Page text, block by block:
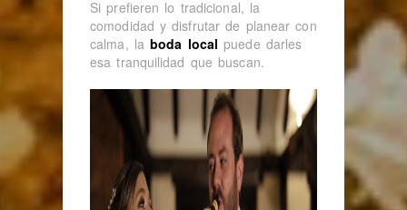
Si prefieren lo tradicional, la
comodidad y disfrutar de planear con
calma, la boda local puede darles
esa tranquilidad que buscan.